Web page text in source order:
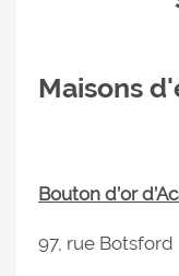
Maisons
Bouton d’or
97, rue Botsford